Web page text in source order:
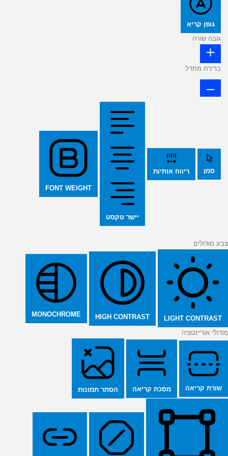
גופן קריא
גובה שורה
ברירת מחדל
סמן ריווח אותיות
יישר טקסט
FONT WEIGHT
צבע מודולים
LIGHT CONTRAST
HIGH CONTRAST
MONOCHROME
מודולי אוריינטציה
שורת קריאה מסכת קריאה הסתר תמונות